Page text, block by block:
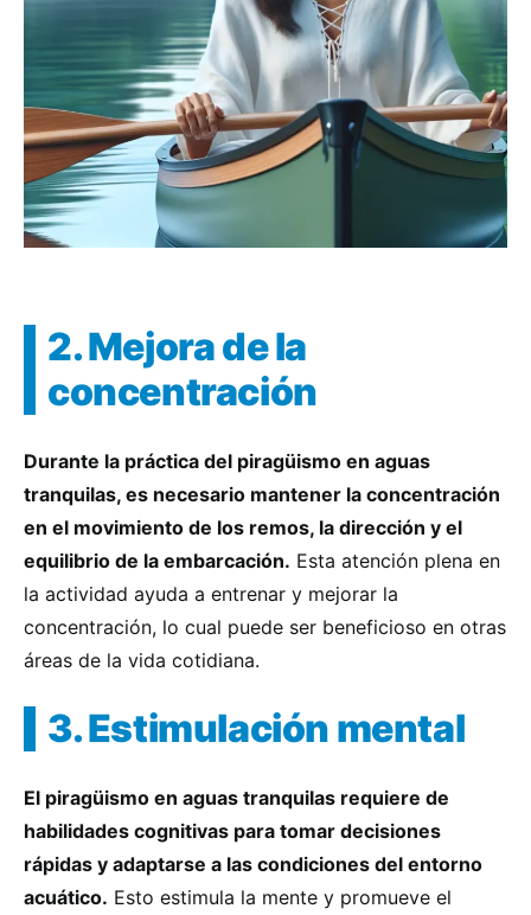
2. Mejora de la
concentración
Durante la práctica del piragüismo en aguas
tranquilas, es necesario mantener la concentración
en el movimiento de los remos, la dirección y el
equilibrio de la embarcación. Esta atención plena en
la actividad ayuda a entrenar y mejorar la
concentración, lo cual puede ser beneficioso en otras
áreas de la vida cotidiana.
3. Estimulación mental
El piragüismo en aguas tranquilas requiere de
habilidades cognitivas para tomar decisiones
rápidas y adaptarse a las condiciones del entorno
acuático. Esto estimula la mente y promueve el